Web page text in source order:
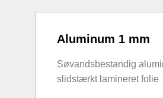
Aluminum 1 mm
Søvandsbestandig
slidstærkt lamineret folie